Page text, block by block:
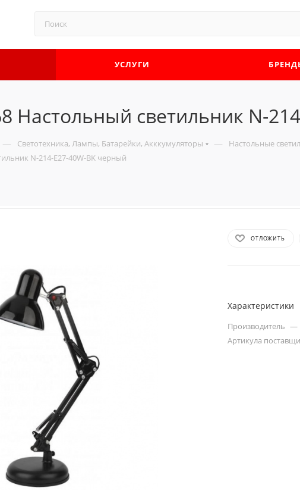
УСЛУГИ
Настольный светильник N-
— Светотехника, Лампы, Батарейки, Акккумуляторы — Настольные
N-214-E27-40W-BK черный
ОТЛОЖИТЬ
Характеристики
Производитель —
Артикула